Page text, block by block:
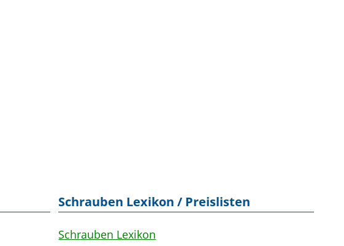
Schrauben Lexikon / Preislisten
Schrauben Lexikon